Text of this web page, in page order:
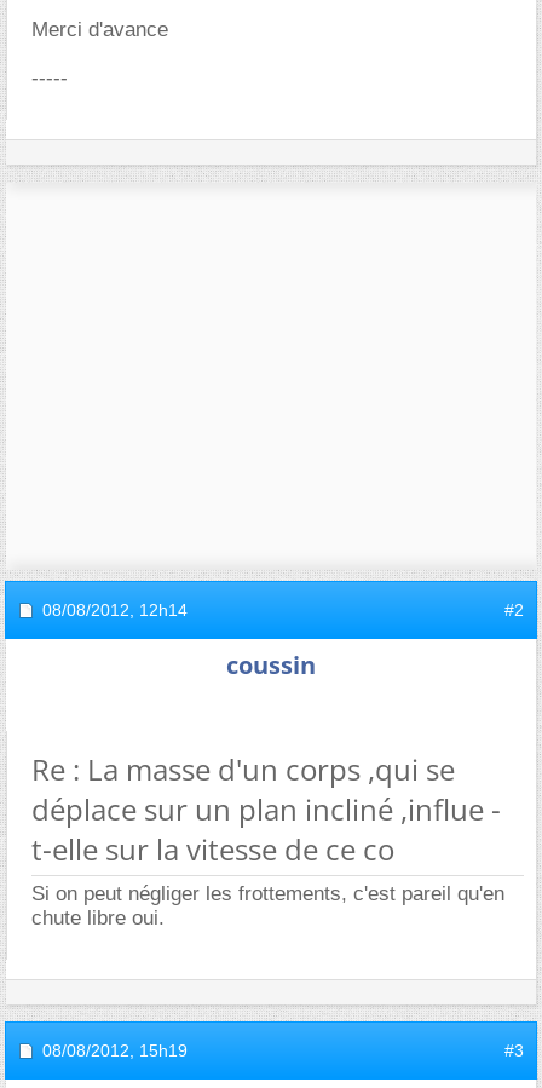
Merci d'avance
-----
08/08/2012, 12h14 #2
coussin
Re : La masse d'un corps ,qui se
déplace sur un plan incliné ,influe -
t-elle sur la vitesse de ce co
Si on peut négliger les frottements, c'est pareil qu'en
chute libre oui.
08/08/2012, 15h19 #3